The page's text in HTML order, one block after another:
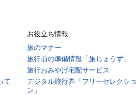
て
お役立ち情報
旅のマナー
旅行前の準備情報「旅じょうず」
旅行おみやげ宅配サービス
デジタル旅行券「フリーセレクショ
ン」